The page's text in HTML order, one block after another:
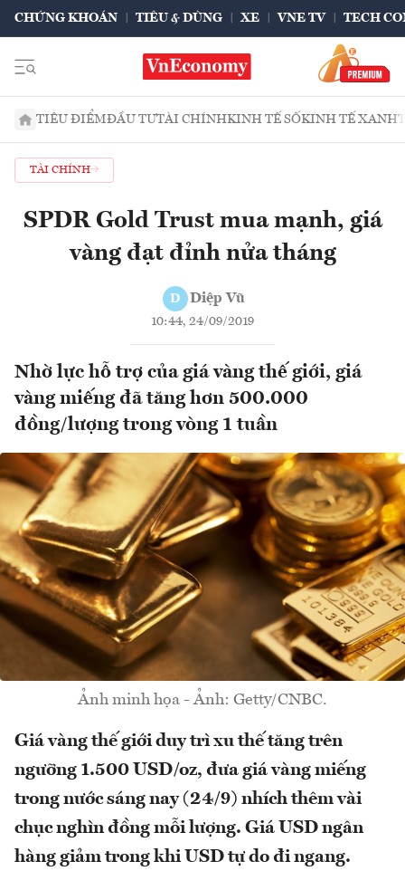
CHỨNG KHOÁN TIÊU & DÙNG XE VNE TV TECH
TIÊU ĐIỂMĐẦU TƯTÀI CHÍNHKINH TẾ SỐKINH TẾ XANH
TÀI CHÍNH
SPDR Gold Trust mua mạnh, giá
vàng đạt đỉnh nửa tháng
D Diệp Vũ
10:44, 24/09/2019
Nhờ lực hỗ trợ của giá vàng thế giới, giá
vàng miếng đã tăng hơn 500.000
đồng/lượng trong vòng 1 tuần
Ảnh minh họa - Ảnh: Getty/CNBC.
Giá vàng thế giới duy trì xu thế tăng trên
ngưỡng 1.500 USD/oz, đưa giá vàng miếng
trong nước sáng nay (24/9) nhích thêm vài
chục nghìn đồng mỗi lượng. Giá USD ngân
hàng giảm trong khi USD tự do đi ngang.